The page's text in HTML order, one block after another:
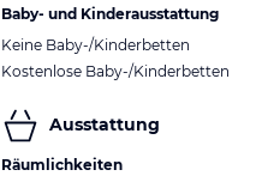
Baby- und Kinderausstattung
Keine Baby-/Kinderbetten
Kostenlose Baby-/Kinderbetten
Ausstattung
Räumlichkeiten